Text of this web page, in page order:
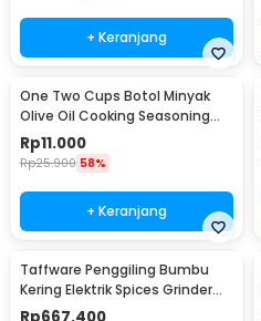
+ Keranjang
One Two Cups Botol Minyak
Olive Oil Cooking Seasoning
Bottle 500ml - CW200
Rp11.000
Rp25.900 58%
+ Keranjang
Taffware Penggiling Bumbu
Kering Elektrik Spices Grinder
800g 2400W - HC-800Y